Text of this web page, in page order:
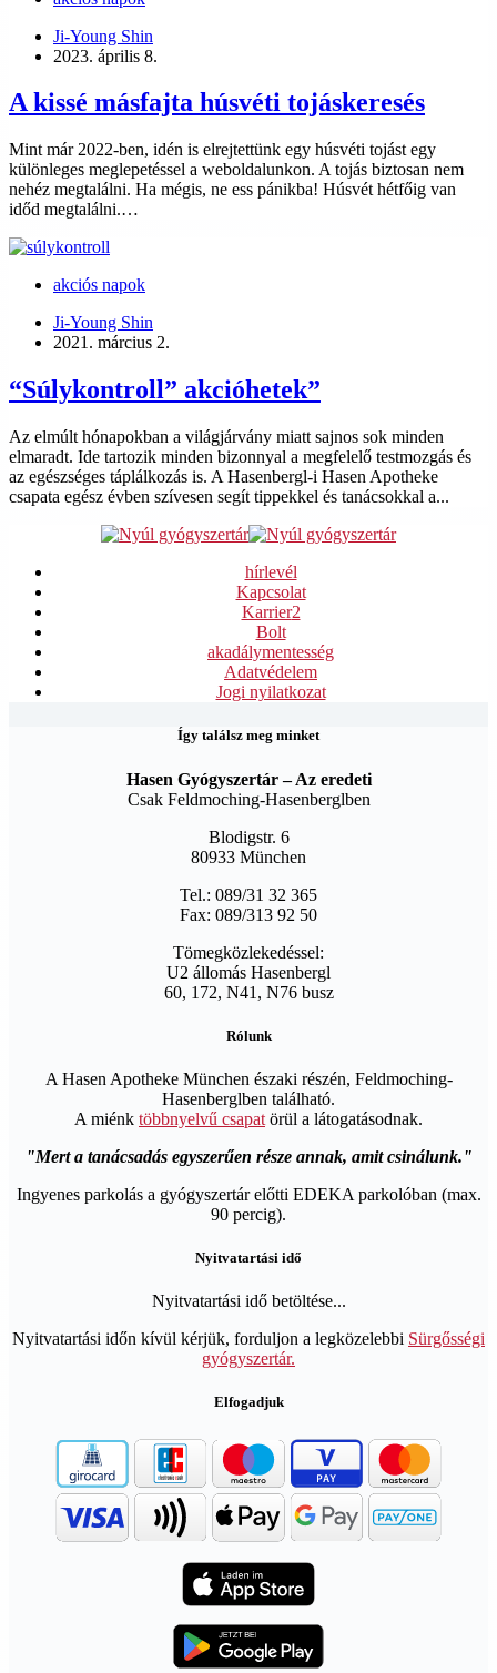
Ji-Young Shin
2023. április 8.
A kissé másfajta húsvéti tojáskeresés
Mint már 2022-ben, idén is elrejtettünk egy húsvéti tojást egy
különleges meglepetéssel a weboldalunkon. A tojás biztosan nem
nehéz megtalálni. Ha mégis, ne ess pánikba! Húsvét hétfőig van
időd megtalálni.…
akciós napok
Ji-Young Shin
2021. március 2.
“Súlykontroll” akcióhetek”
Az elmúlt hónapokban a világjárvány miatt sajnos sok minden
elmaradt. Ide tartozik minden bizonnyal a megfelelő testmozgás és
az egészséges táplálkozás is. A Hasenbergl-i Hasen Apotheke
csapata egész évben szívesen segít tippekkel és tanácsokkal a...
hírlevél
Kapcsolat
Karrier2
Bolt
akadálymentesség
Adatvédelem
Jogi nyilatkozat
Így találsz meg minket
Hasen Gyógyszertár – Az eredeti
Csak Feldmoching-Hasenberglben
Blodigstr. 6
80933 München
Tel.: 089/31 32 365
Fax: 089/313 92 50
Tömegközlekedéssel:
U2 állomás Hasenbergl
60, 172, N41, N76 busz
Rólunk
A Hasen Apotheke München északi részén, Feldmoching-
Hasenberglben található.
A miénk többnyelvű csapat örül a látogatásodnak.
Mert a tanácsadás egyszerűen része annak, amit csinálunk.
Ingyenes parkolás a gyógyszertár előtti EDEKA parkolóban (max.
90 percig).
Nyitvatartási idő
Nyitvatartási idő betöltése...
Nyitvatartási időn kívül kérjük, forduljon a legközelebbi Sürgősségi
gyógyszertár.
Elfogadjuk